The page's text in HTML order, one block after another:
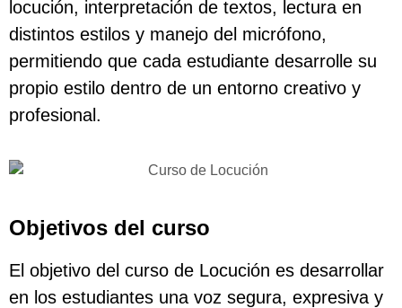
locución, interpretación de textos, lectura en
distintos estilos y manejo del micrófono,
permitiendo que cada estudiante desarrolle su
propio estilo dentro de un entorno creativo y
profesional.
Objetivos del curso
El objetivo del curso de Locución es desarrollar
en los estudiantes una voz segura, expresiva y